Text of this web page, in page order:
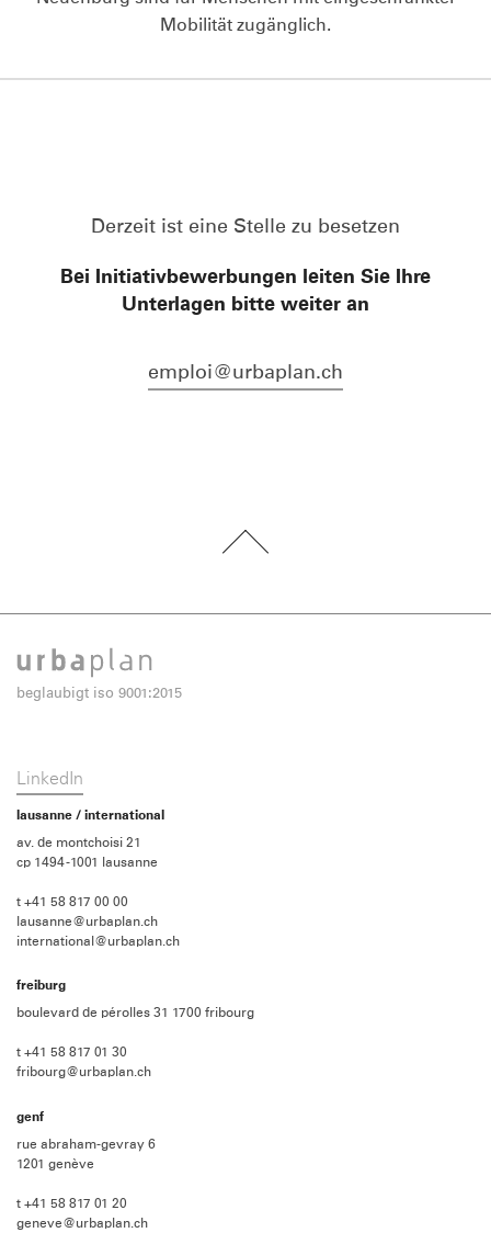
Mobilität zugänglich.
Derzeit ist eine Stelle zu besetzen
Bei Initiativbewerbungen leiten Sie Ihre
Unterlagen bitte weiter an
emploi@urbaplan.ch
beglaubigt iso 9001:2015
LinkedIn
lausanne / international
av. de montchoisi 21
cp 1494 -1001 lausanne
t +41 58 817 00 00
lausanne@urbaplan.ch
international@urbaplan.ch
freiburg
boulevard de pérolles 31 1700 fribourg
t +41 58 817 01 30
fribourg@urbaplan.ch
genf
rue abraham-gevray 6
1201 genève
t +41 58 817 01 20
geneve@urbaplan.ch